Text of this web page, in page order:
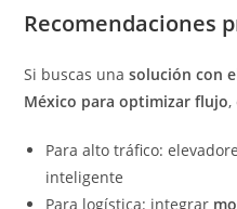
Recomendaciones
Si buscas unasolución con
México para optimizar flujo
Para alto tráfico:
inteligente
Para logística: integrar